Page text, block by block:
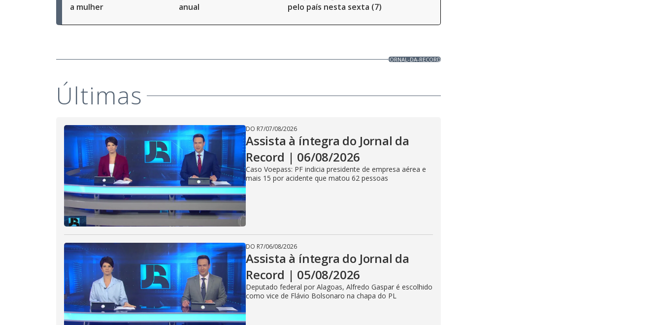
a mulher
anual
pelo país nesta sexta (7)
JORNAL-DA-RECORD
Últimas
DO R7/07/08/2026
Assista à íntegra do Jornal da
Record | 06/08/2026
Caso Voepass: PF indicia presidente de empresa aérea e
mais 15 por acidente que matou 62 pessoas
DO R7/06/08/2026
Assista à íntegra do Jornal da
Record | 05/08/2026
Deputado federal por Alagoas, Alfredo Gaspar é escolhido
como vice de Flávio Bolsonaro na chapa do PL